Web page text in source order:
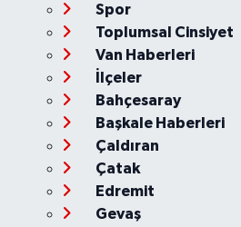
Spor
Toplumsal Cinsiyet
Van Haberleri
İlçeler
Bahçesaray
Başkale Haberleri
Çaldıran
Çatak
Edremit
Gevaş